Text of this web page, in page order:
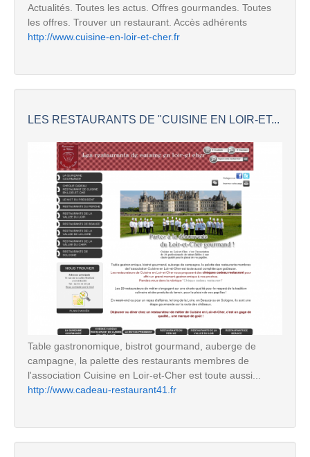
Actualités. Toutes les actus. Offres gourmandes. Toutes
les offres. Trouver un restaurant. Accès adhérents
http://www.cuisine-en-loir-et-cher.fr
LES RESTAURANTS DE "CUISINE EN LOIR-ET...
Table gastronomique, bistrot gourmand, auberge de
campagne, la palette des restaurants membres de
l'association Cuisine en Loir-et-Cher est toute aussi...
http://www.cadeau-restaurant41.fr